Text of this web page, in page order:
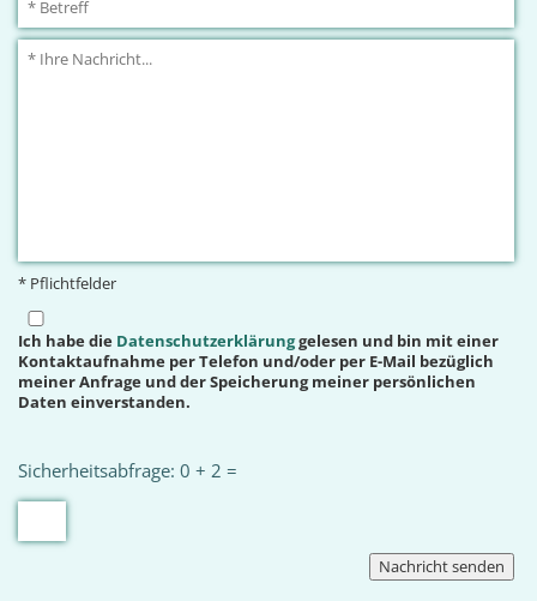
* Pflichtfelder
Ich habe die Datenschutzerklärunggelesen und bin mit einer
Kontaktaufnahme per Telefon und/oder per E-Mail bezüglich
meiner Anfrage und der Speicherung meiner persönlichen
Daten einverstanden.
Sicherheitsabfrage: 0 + 2 =